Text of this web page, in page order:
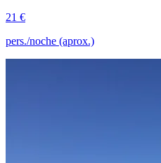
21 €
pers./noche (aprox.)